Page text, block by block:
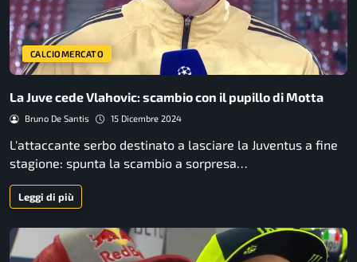
CALCIOMERCATO
La Juve cede Vlahovic: scambio con il pupillo di Motta
Bruno De Santis 15 Dicembre 2024
L'attaccante serbo destinato a lasciare la Juventus a fine
stagione: spunta la scambio a sorpresa…
Leggi di più